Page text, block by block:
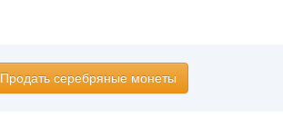
Продать серебряные монеты